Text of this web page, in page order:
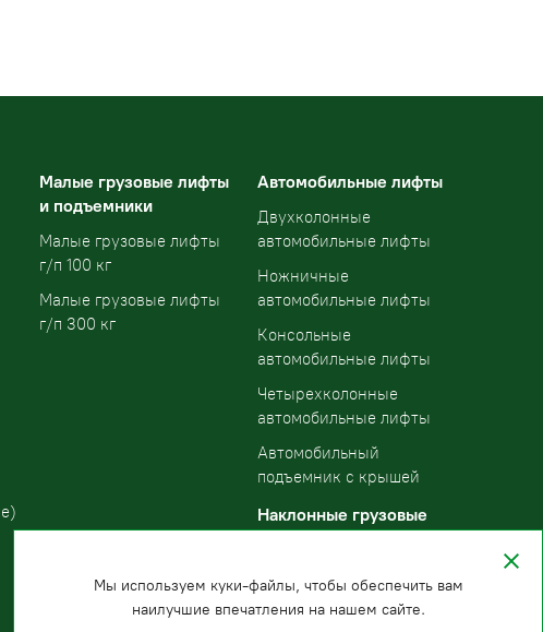
Малые грузовые лифты
и подъемники
Малые грузовые лифты
г/п 100 кг
Малые грузовые лифты
г/п 300 кг
Автомобильные лифты
Двухколонные
автомобильные лифты
Ножничные
автомобильные лифты
Консольные
автомобильные лифты
Четырехколонные
автомобильные лифты
Автомобильный
подъемник с крышей
Наклонные грузовые
Мы используем куки-файлы, чтобы обеспечить вам
наилучшие впечатления на нашем сайте.